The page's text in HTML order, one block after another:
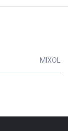
MIXOL